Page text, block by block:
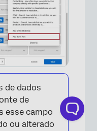
de dados
de
esse campo
ou alterado